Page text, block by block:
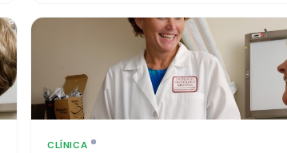
CLÍNICA